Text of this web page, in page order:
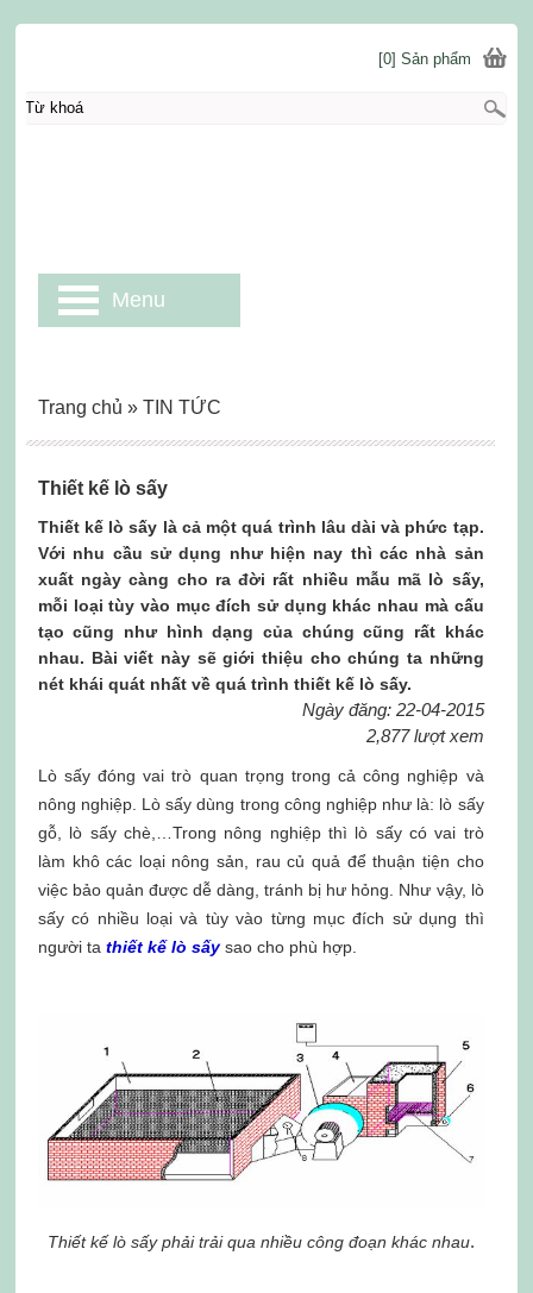
Thiết kế lò sấy
Thiết kế lò sấy là cả một quá trình lâu dài và phức tạp.
Với nhu cầu sử dụng như hiện nay thì các nhà sản
xuất ngày càng cho ra đời rất nhiều mẫu mã lò sấy,
mỗi loại tùy vào mục đích sử dụng khác nhau mà cấu
tạo cũng như hình dạng của chúng cũng rất khác
nhau. Bài viết này sẽ giới thiệu cho chúng ta những
nét khái quát nhất về quá trình thiết kế lò sấy.
Ngày đăng: 22-04-2015
2,877 lượt xem
Lò sấy đóng vai trò quan trọng trong cả công nghiệp và
nông nghiệp. Lò sấy dùng trong công nghiệp như là: lò sấy
gỗ, lò sấy chè,…Trong nông nghiệp thì lò sấy có vai trò
làm khô các loại nông sản, rau củ quả để thuận tiện cho
việc bảo quản được dễ dàng, tránh bị hư hỏng. Như vậy, lò
sấy có nhiều loại và tùy vào từng mục đích sử dụng thì
người ta thiết kế lò sấysao cho phù hợp.
Thiết kế lò sấy phải trải qua nhiều công đoạn khác nhau.
Trang chủ » TIN TỨC
[0] Sản phẩm
Menu